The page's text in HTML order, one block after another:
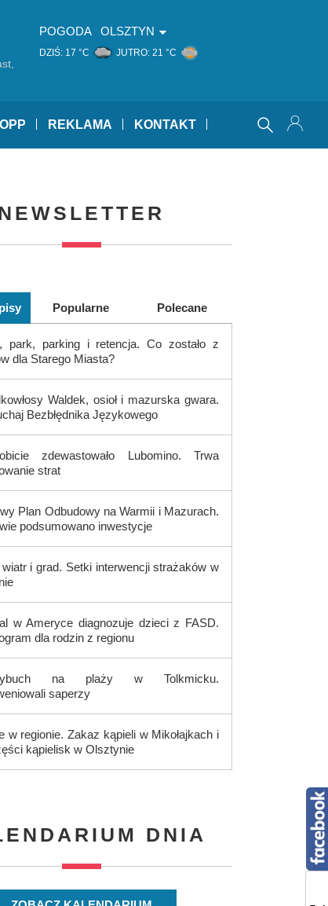
POGODA OLSZTYN
DZIŚ: 17 °C JUTRO: 21 °C
OPP REKLAMA KONTAKT
Popularne Polecane
park, parking i retencja. Co zostało z
dla Starego Miasta?
Waldek, osioł i mazurska gwara.
Bezbłędnika Językowego
zdewastowało Lubomino. Trwa
strat
Plan Odbudowy na Warmii i Mazurach.
podsumowano inwestycje
wiatr i grad. Setki interwencji strażaków w
w Ameryce diagnozuje dzieci z FASD.
dla rodzin z regionu
na plaży w Tolkmicku.
saperzy
w regionie. Zakaz kąpieli w Mikołajkach i
kąpielisk w Olsztynie
DNIA